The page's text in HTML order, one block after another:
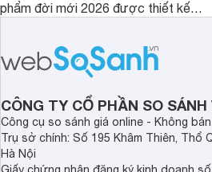
phẩm đời mới 2026 được thiết kế
sở hữu khả năng làm mát tốt mà còn
có giá bán rất hợp lý.
CÔNG TY CỔ PHẦN SO SÁNH
Công cụ so sánh giá online - Không
Trụ sở chính: Số 195 Khâm Thiên, Thổ
Hà Nội